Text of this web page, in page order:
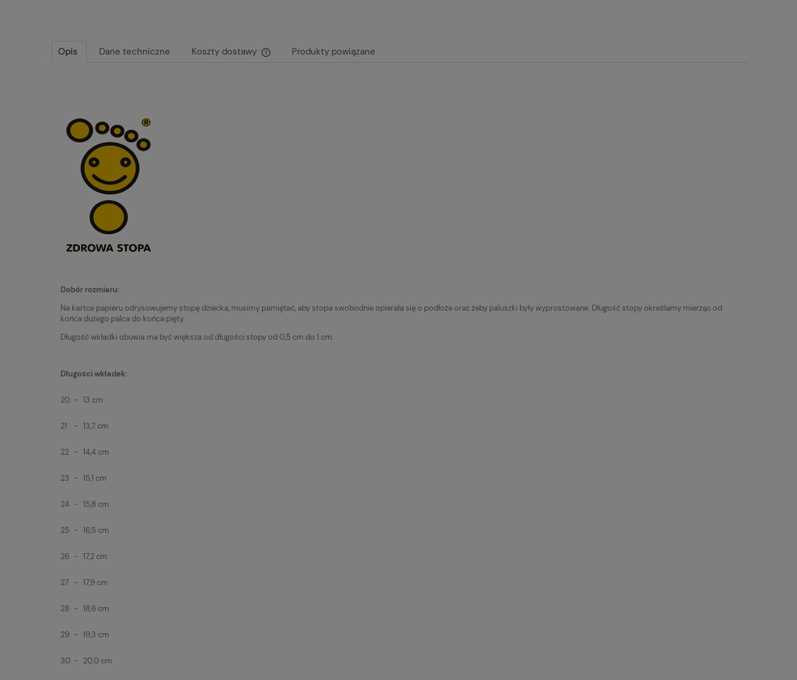
Opis Dane techniczne Koszty dostawy Produkty powiązane
Dobór rozmiaru:
Na kartce papieru odrysowujemy stopę dziecka, musimy pamiętać, aby stopa swobodnie opierała się o podłoże oraz żeby paluszki były wyprostowane. Długość stopy określamy mierząc od
końca dużego palca do końca pięty.
Długość wkładki obuwia ma być większa od długości stopy od 0,5 cm do 1 cm.
Długości wkładek:
20 - 13 cm
21 - 13,7 cm
22 - 14,4 cm
23 - 15,1 cm
24 - 15,8 cm
25 - 16,5 cm
26 - 17,2 cm
27 - 17,9 cm
28 - 18,6 cm
29 - 19,3 cm
30 - 20,0 cm